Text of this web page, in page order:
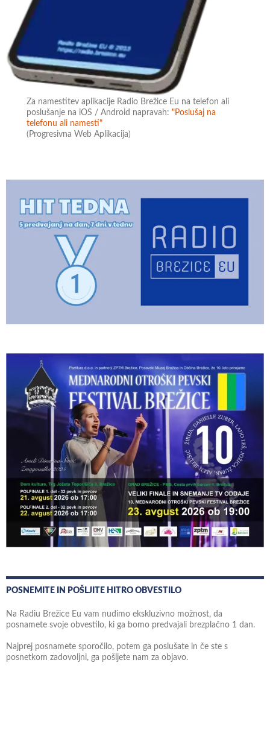
Za namestitev aplikacije Radio Brežice Eu na telefon ali
poslušanje na iOS / Android napravah:"Poslušaj na
telefonu ali namesti"
(Progresivna Web Aplikacija)
POSNEMITE IN POŠLJITE HITRO OBVESTILO
Na Radiu Brežice Eu vam nudimo ekskluzivno možnost, da
posnamete svoje obvestilo, ki ga bomo predvajali brezplačno 1 dan.
Najprej posnamete sporočilo, potem ga poslušate in če ste s
posnetkom zadovoljni, ga pošljete nam za objavo.